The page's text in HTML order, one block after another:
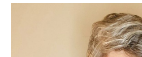
Position